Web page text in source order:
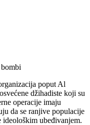
poput Al
džihadiste koji su
operacije imaju
da se ranjive populacije
ideološkim ubeđivanjem.